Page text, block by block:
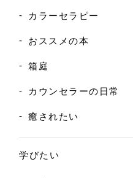
カラーセラピー
おススメの本
箱庭
カウンセラーの日常
癒されたい
学びたい